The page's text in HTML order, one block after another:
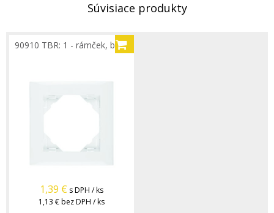
Súvisiace produkty
90910 TBR: 1 - rámček, biela
1,39 € s DPH / ks
1,13 €bez DPH / ks